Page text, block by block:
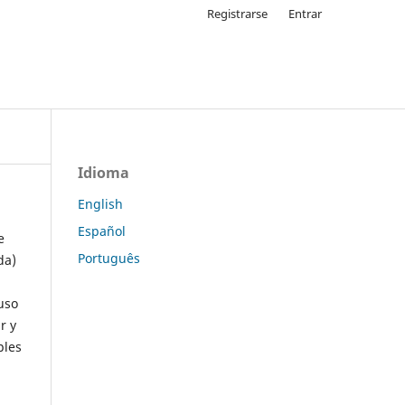
Registrarse Entrar
y
Idioma
English
Español
Português